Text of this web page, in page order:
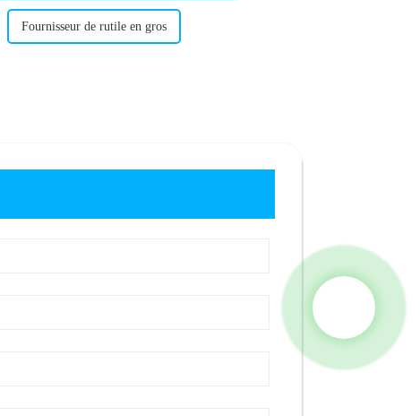
Fournisseur de rutile en gros